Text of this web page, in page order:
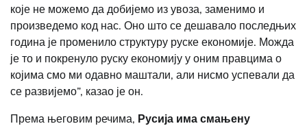
које не можемо да добијемо из увоза, заменимо и
произведемо код нас. Оно што се дешавало последњих
година је променило структуру руске економије. Можда
је то и покренуло руску економију у оним правцима о
којима смо ми одавно маштали, али нисмо успевали да
се развијемо”, казао је он.
Према његовим речима, Русија има смањену